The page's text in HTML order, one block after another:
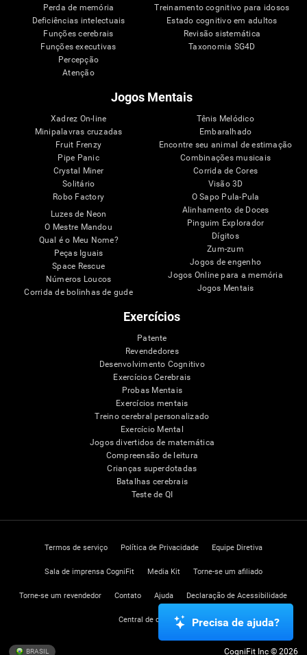
Perda de memória
Deficiências intelectuais
Funções cerebrais
Funções executivas
Percepção
Atenção
Treinamento cognitivo para idosos
Estado cognitivo em adultos
Revisão sistemática
Taxonomia SG4D
Jogos Mentais
Xadrez On-line
Minipalavras cruzadas
Fruit Frenzy
Pipe Panic
Crystal Miner
Solitário
Robo Factory
Luzes de Neon
O Mestre Mandou
Qual é o Meu Nome?
Peças Iguais
Space Rescue
Números Loucos
Corrida de bolinhas de gude
Tênis Melódico
Embaralhado
Encontre seu animal de estimação
Combinações musicais
Corrida de Cores
Visão 3D
O Sapo Pula-Pula
Alinhamento de Doces
Pinguim Explorador
Dígitos
Zum-zum
Jogos de engenho
Jogos Online para a memória
Jogos Mentais
Exercícios
Patente
Revendedores
Desenvolvimento Cognitivo
Exercícios Cerebrais
Probas Mentais
Exercícios mentais
Treino cerebral personalizado
Exercício Mental
Jogos divertidos de matemática
Compreensão de leitura
Crianças superdotadas
Batalhas cerebrais
Teste de QI
Termos de serviço Política de Privacidade Equipe Diretiva
Sala de imprensa CogniFit Media Kit Torne-se um afiliado
Torne-se um revendedor Contato Ajuda Declaração de Acessibilidade
Central de confiança
BRASIL CogniFit Inc © 2026
Precisa de ajuda?